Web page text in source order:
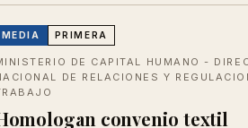
MEDIA PRIMERA
DE CAPITAL HUMANO -
DE RELACIONES Y
convenio textil